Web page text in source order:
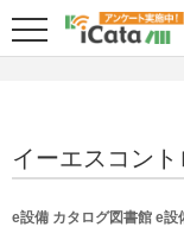
イーエスコン
e設備 カタログ図書館 e設